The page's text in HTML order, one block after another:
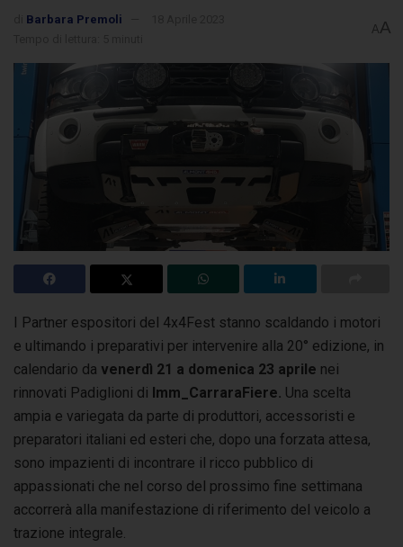
Barbara Premoli
AA
I Partner espositori del 4x4Fest stanno scaldando i motori
e ultimando i preparativi per intervenire alla 20° edizione, in
calendario da venerdì 21 a domenica 23 aprile nei
rinnovati Padiglioni di Imm_CarraraFiere. Una scelta
ampia e variegata da parte di produttori, accessoristi e
preparatori italiani ed esteri che, dopo una forzata attesa,
sono impazienti di incontrare il ricco pubblico di
appassionati che nel corso del prossimo fine settimana
accorrerà alla manifestazione di riferimento del veicolo a
trazione integrale.